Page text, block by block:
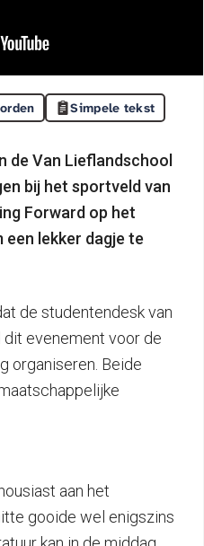
Simpele tekst
de Van Lieflandschool
bij het sportveld van
Forward op het
lekker dagje te
de studentendesk van
dit evenement voor de
organiseren. Beide
aan het
gooide wel enigszins